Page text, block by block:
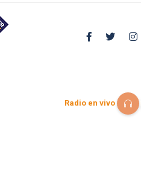
Radio en vivo